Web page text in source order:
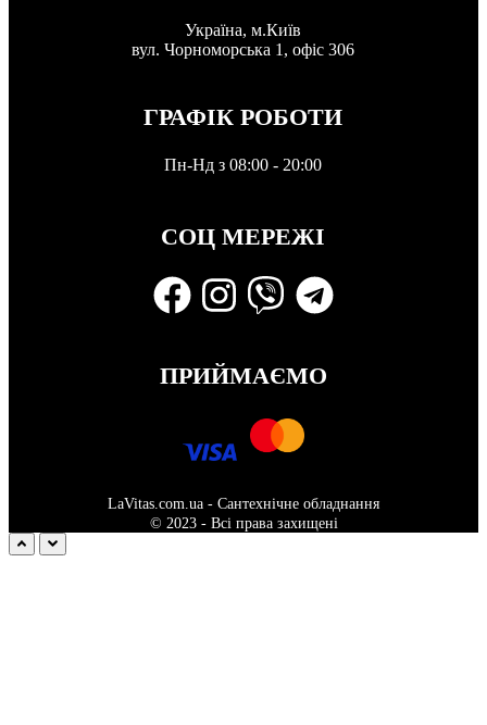
Україна, м.Київ
вул. Чорноморська 1, офіс 306
ГРАФІК РОБОТИ
Пн-Нд з 08:00 - 20:00
СОЦ МЕРЕЖІ
ПРИЙМАЄМО
LaVitas.com.ua - Сантехнічне обладнання
© 2023 - Всі права захищені